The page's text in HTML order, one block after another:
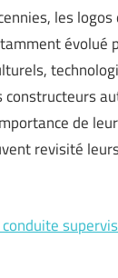
les
évolué
constructeurs
de
revisité